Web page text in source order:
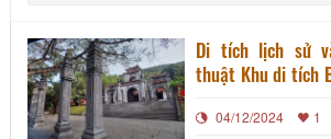
Di tích lịch sử
thuật Khu di tích
đặc biệt
04/12/2024 1